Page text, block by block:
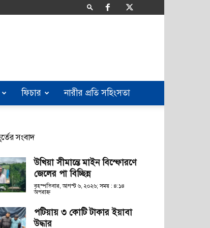
ফিচার নারীর প্রতি সহিংসতা
সংবাদ
উখিয়া সীমান্তে মাইন বিস্ফোরণে
জেলের পা বিচ্ছিন্ন
বৃহস্পতিবার, আগস্ট ৬, ২০২৬; সময় : ৪:১৪
অপরাহ্ণ
পটিয়ায় ৩ কোটি টাকার ইয়াবা
উদ্ধার